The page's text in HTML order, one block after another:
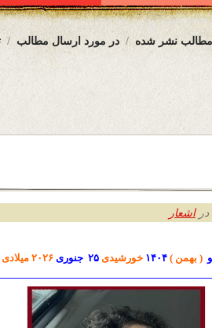
در مورد ارسال مطالب مطالب نشر شده
اشعار
( بهمن ) ۱۴۰۴ خورشیدی ۲۵ جنوری